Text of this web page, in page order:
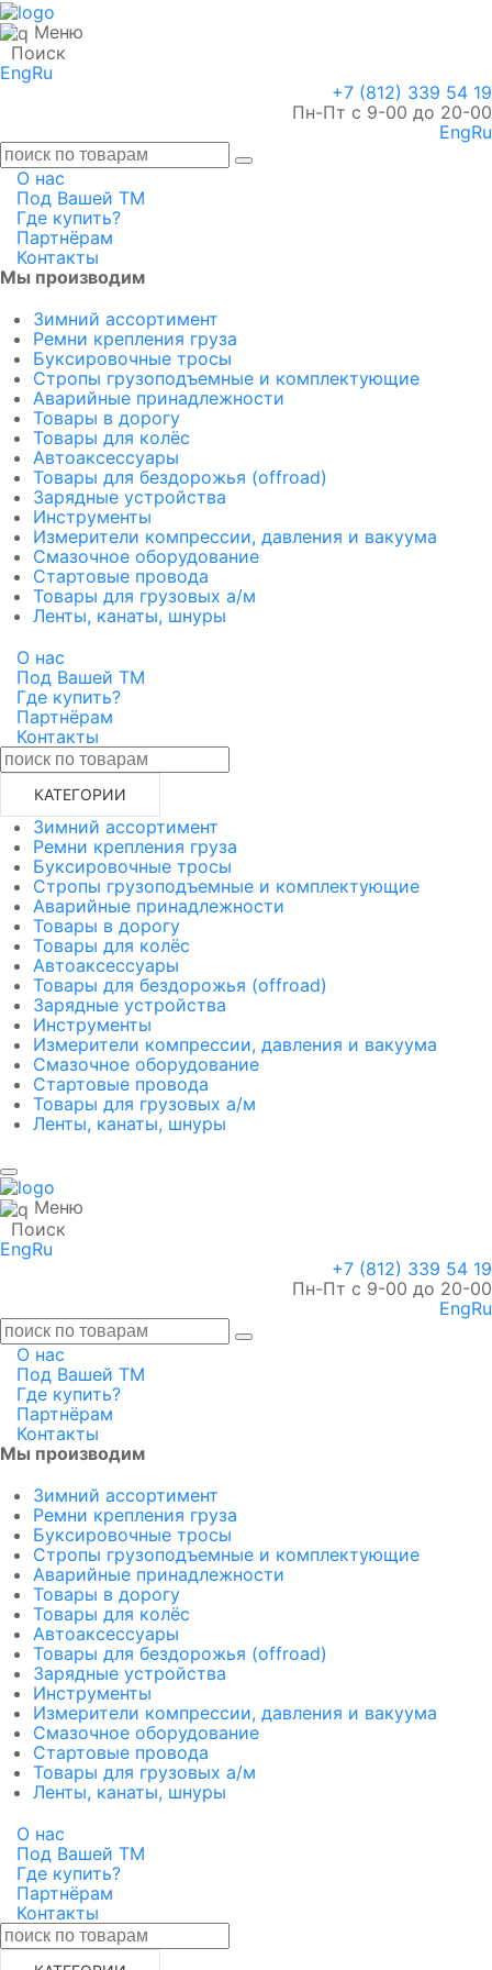
Меню
Поиск
EngRu
+7 (812) 339 54 19
Пн-Пт с 9-00 до 20-00
EngRu
О нас
Под Вашей ТМ
Где купить?
Партнёрам
Контакты
Мы производим
Зимний ассортимент
Ремни крепления груза
Буксировочные тросы
Стропы грузоподъемные и комплектующие
Аварийные принадлежности
Товары в дорогу
Товары для колёс
Автоаксессуары
Товары для бездорожья (offroad)
Зарядные устройства
Инструменты
Измерители компрессии, давления и вакуума
Смазочное оборудование
Стартовые провода
Товары для грузовых а/м
Ленты, канаты, шнуры
О нас
Под Вашей ТМ
Где купить?
Партнёрам
Контакты
КАТЕГОРИИ
Зимний ассортимент
Ремни крепления груза
Буксировочные тросы
Стропы грузоподъемные и комплектующие
Аварийные принадлежности
Товары в дорогу
Товары для колёс
Автоаксессуары
Товары для бездорожья (offroad)
Зарядные устройства
Инструменты
Измерители компрессии, давления и вакуума
Смазочное оборудование
Стартовые провода
Товары для грузовых а/м
Ленты, канаты, шнуры
Меню
Поиск
EngRu
+7 (812) 339 54 19
Пн-Пт с 9-00 до 20-00
EngRu
О нас
Под Вашей ТМ
Где купить?
Партнёрам
Контакты
Мы производим
Зимний ассортимент
Ремни крепления груза
Буксировочные тросы
Стропы грузоподъемные и комплектующие
Аварийные принадлежности
Товары в дорогу
Товары для колёс
Автоаксессуары
Товары для бездорожья (offroad)
Зарядные устройства
Инструменты
Измерители компрессии, давления и вакуума
Смазочное оборудование
Стартовые провода
Товары для грузовых а/м
Ленты, канаты, шнуры
О нас
Под Вашей ТМ
Где купить?
Партнёрам
Контакты